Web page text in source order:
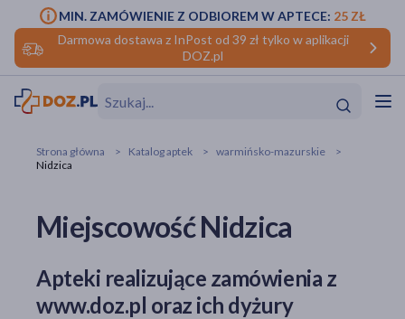
Darmowa dostawa z InPost od 39 zł tylko w aplikacji
DOZ.pl
MIN. ZAMÓWIENIE Z ODBIOREM W APTECE: 25 ZŁ
makijażu
Strona główna Katalog aptek
warmińsko-mazurskie
Nidzica
Miejscowość Nidzica
Apteki realizujące zamówienia z
www.doz.pl oraz ich dyżury